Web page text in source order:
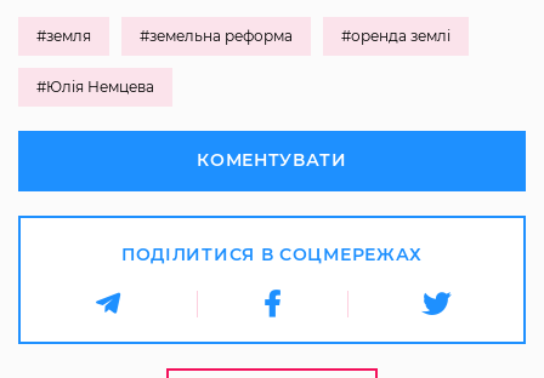
#земля #земельна реформа #оренда землі
#Юлія Немцева
КОМЕНТУВАТИ
ПОДІЛИТИСЯ В СОЦМЕРЕЖАХ